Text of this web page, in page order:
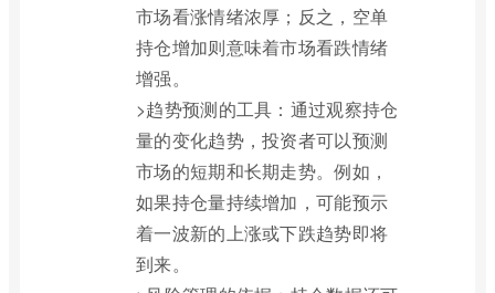
市场看涨情绪浓厚；反之，空单
持仓增加则意味着市场看跌情绪
增强。
>趋势预测的工具：通过观察持仓
量的变化趋势，投资者可以预测
市场的短期和长期走势。例如，
如果持仓量持续增加，可能预示
着一波新的上涨或下跌趋势即将
到来。